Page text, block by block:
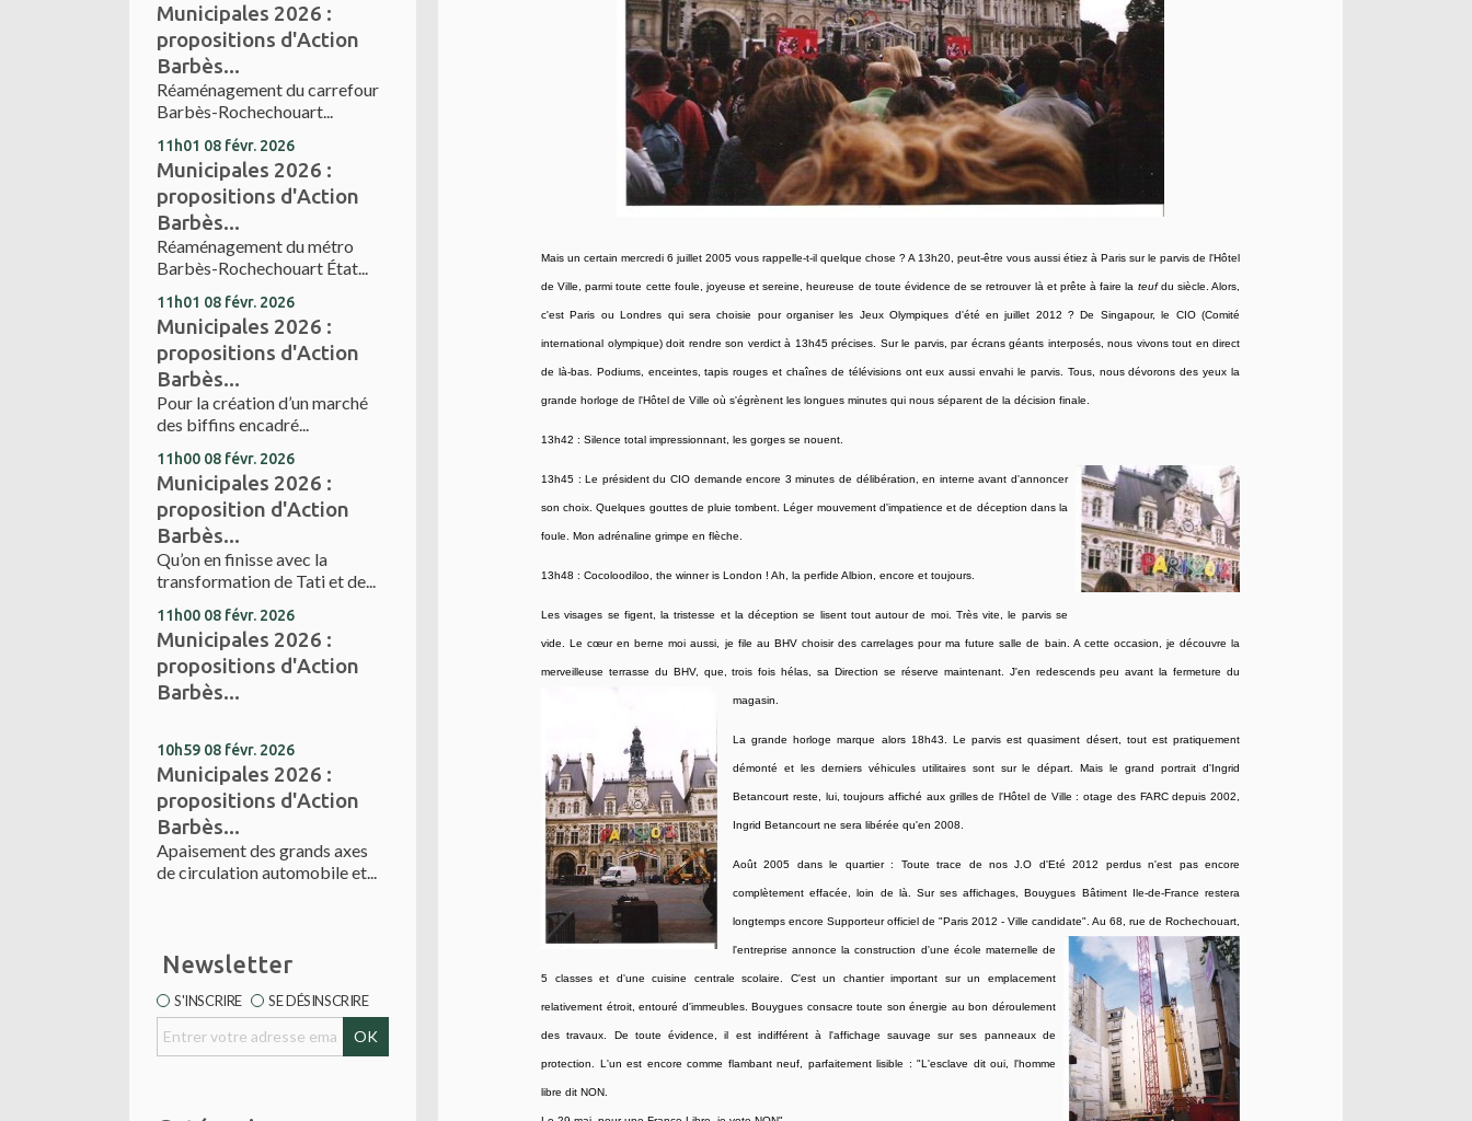
Municipales 2026 :
propositions d'Action
Barbès...
Réaménagement du carrefour
Barbès-Rochechouart...
11h01 08 févr. 2026
Municipales 2026 :
propositions d'Action
Barbès...
Réaménagement du métro
Barbès-Rochechouart État...
11h01 08 févr. 2026
Municipales 2026 :
propositions d'Action
Barbès...
Pour la création d’un marché
des biffins encadré...
11h00 08 févr. 2026
Municipales 2026 :
proposition d'Action
Barbès...
Qu’on en finisse avec la
transformation de Tati et de...
11h00 08 févr. 2026
Municipales 2026 :
propositions d'Action
Barbès...
10h59 08 févr. 2026
Municipales 2026 :
propositions d'Action
Barbès...
Apaisement des grands axes
de circulation automobile et...
Newsletter
S'INSCRIRE SE DÉSINSCRIRE
Mais un certain mercredi 6 juillet 2005 vous rappelle-t-il quelque chose ? A 13h20, peut-être vous aussi étiez à Paris sur le parvis de l'Hôtel
de Ville, parmi toute cette foule, joyeuse et sereine, heureuse de toute évidence de se retrouver là et prête à faire la teufdu siècle. Alors,
c'est Paris ou Londres qui sera choisie pour organiser les Jeux Olympiques d'été en juillet 2012 ? De Singapour, le CIO (Comité
international olympique) doit rendre son verdict à 13h45 précises. Sur le parvis, par écrans géants interposés, nous vivons tout en direct
de là-bas. Podiums, enceintes, tapis rouges et chaînes de télévisions ont eux aussi envahi le parvis. Tous, nous dévorons des yeux la
grande horloge de l'Hôtel de Ville où s'égrènent les longues minutes qui nous séparent de la décision finale.
13h42 : Silence total impressionnant, les gorges se nouent.
13h45 : Le président du CIO demande encore 3 minutes de délibération, en interne avant d'annoncer
son choix. Quelques gouttes de pluie tombent. Léger mouvement d'impatience et de déception dans la
foule. Mon adrénaline grimpe en flèche.
13h48 : Cocoloodiloo, the winner is London ! Ah, la perfide Albion, encore et toujours.
Les visages se figent, la tristesse et la déception se lisent tout autour de moi. Très vite, le parvis se
vide. Le cœur en berne moi aussi, je file au BHV choisir des carrelages pour ma future salle de bain. A cette occasion, je découvre la
merveilleuse terrasse du BHV, que, trois fois hélas, sa Direction se réserve maintenant. J'en redescends peu avant lafermeture du
magasin.
La grande horloge marque alors 18h43. Le parvis est quasiment désert, tout est pratiquement
démonté et les derniers véhicules utilitaires sont sur le départ. Mais le grand portrait d'Ingrid
Betancourt reste, lui, toujours affiché aux grilles de l'Hôtel de Ville : otage des FARC depuis 2002,
Ingrid Betancourt ne sera libérée qu'en 2008.
Août 2005 dans le quartier : Toute trace de nos J.O d'Eté 2012 perdus n'est pas encore
complètement effacée, loin de là. Sur ses affichages, Bouygues Bâtiment Ile-de-France restera
longtemps encore Supporteur officiel de "Paris 2012 - Ville candidate". Au 68, rue de Rochechouart,
l'entreprise annonce la construction d'une école maternelle de
5 classes et d'une cuisine centrale scolaire. C'est un chantier important sur un emplacement
relativement étroit, entouré d'immeubles. Bouygues consacre toute son énergie au bon déroulement
des travaux. De toute évidence, il est indifférent à l'affichage sauvage sur ses panneaux de
protection. L'un est encore comme flambant neuf, parfaitement lisible : "L'esclave dit oui, l'homme
libre dit NON.